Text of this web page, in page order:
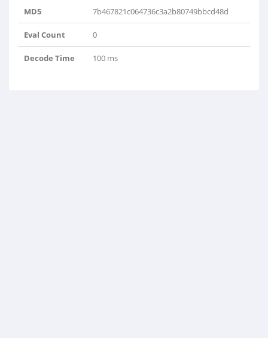
MD5 7b467821c064736c3a2b80749bbcd48d
Eval Count 0
Decode Time 100 ms